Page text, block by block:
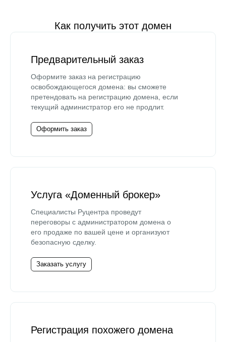
Как получить этот домен
Предварительный заказ
Оформите заказ на регистрацию
освобождающегося домена: вы сможете
претендовать на регистрацию домена, если
текущий администратор его не продлит.
Оформить заказ
Услуга «Доменный брокер»
Специалисты Руцентра проведут
переговоры с администратором домена о
его продаже по вашей цене и организуют
безопасную сделку.
Заказать услугу
Регистрация похожего домена